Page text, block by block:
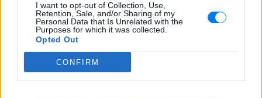
I want to opt-out of Collection, Use,
Retention, Sale, and/or Sharing of my
Personal Data that Is Unrelated with the
Purposes for which it was collected.
Opted Out
CONFIRM
ΔΕΙΤΕ ΕΠΙΣΗΣ